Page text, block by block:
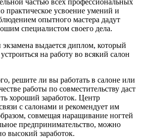
практическое усвоение умений и
опытного мастера дадут
специалистом своего дела.
выдается диплом, который
на работу во всякий салон
решите ли вы работать в салоне или
работы по совместительству даст
хороший заработок. Центр
с салонами и рекомендует им
совмещая наращивание ногтей
предпринимательство, можно
высокий заработок.